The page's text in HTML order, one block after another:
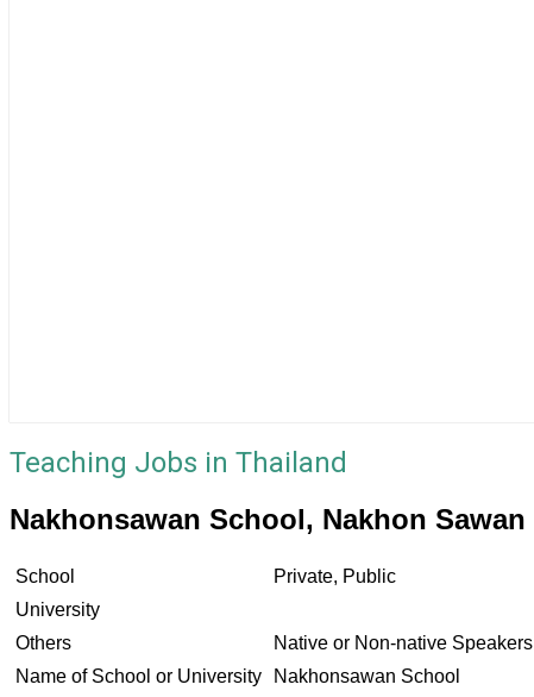
Teaching Jobs in Thailand
Nakhonsawan School, Nakhon Sawan
School
Private, Public
University
Others
Native or Non-native Speakers
Name of School or University
Nakhonsawan School